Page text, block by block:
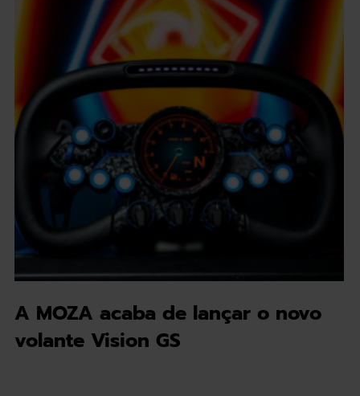
A MOZA acaba de lançar o novo
volante Vision GS